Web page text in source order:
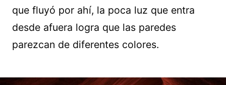
que fluyó por ahí, la poca luz que entra
desde afuera logra que las paredes
parezcan de diferentes colores.